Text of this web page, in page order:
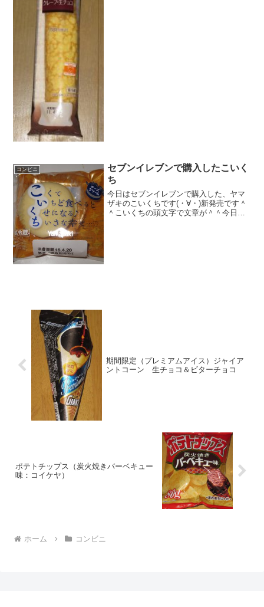
コンビニ
セブンイレブンで購入したこいく
ち
今日はセブンイレブンで購入した、ヤマ
ザキのこいくちです(・∀・)新発売です＾
＾こいくちの頭文字で文章が＾＾今日は2
期間限定（プレミアムアイス）ジャイア
ントコーン 生チョコ＆ビターチョコ
ポテトチップス（炭火焼きバーベキュー
味：コイケヤ）
ホーム コンビニ